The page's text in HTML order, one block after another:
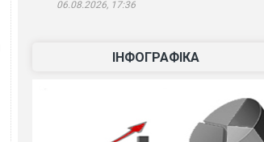
06.08.2026, 17:36
ІНФОГРАФІКА